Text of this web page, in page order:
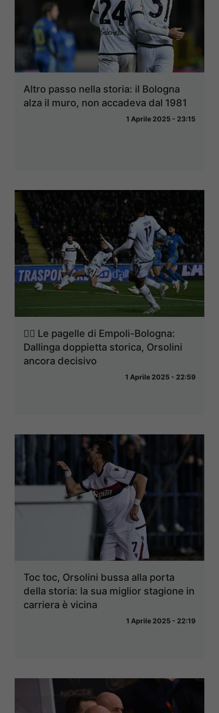
Altro passo nella storia: il Bologna
alza il muro, non accadeva dal 1981
1 Aprile 2025 - 23:15
✍🏼 Le pagelle di Empoli-Bologna:
Dallinga doppietta storica, Orsolini
ancora decisivo
1 Aprile 2025 - 22:59
Toc toc, Orsolini bussa alla porta
della storia: la sua miglior stagione in
carriera è vicina
1 Aprile 2025 - 22:19